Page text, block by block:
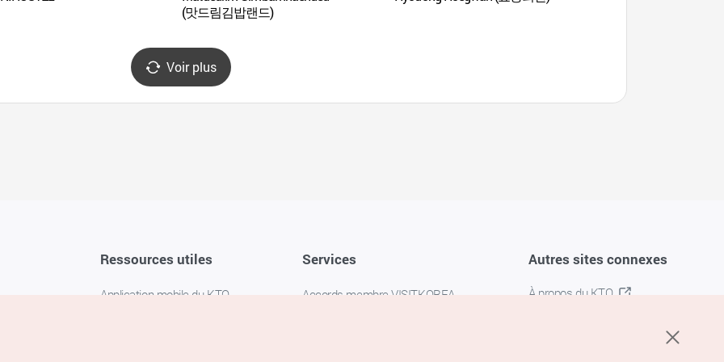
(맛드림김밥랜드)
Voir plus
Ressources utiles
Application mobile du KTO
Services
Accords membre VISITKOREA
Autres sites connexes
À propos du KTO